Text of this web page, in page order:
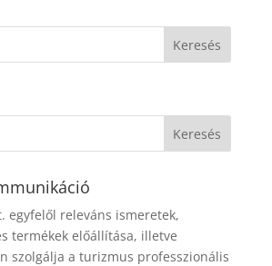
egyfelől releváns ismeretek,
termékek előállítása, illetve
szolgálja a turizmus professzionális